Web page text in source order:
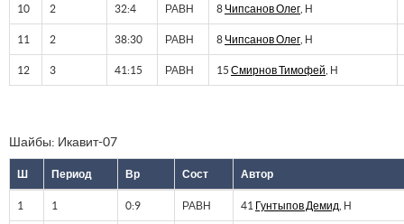
10 2 32:4 РАВН 8 Чипсанов Олег , Н
11 2 38:30 РАВН 8 Чипсанов Олег , Н
12 3 41:15 РАВН 15 Смирнов Тимофей , Н
Шайбы: Икавит-07
Ш Период Вр Сост Автор
1 1 0:9 РАВН 41 Гунтыпов Демид , Н